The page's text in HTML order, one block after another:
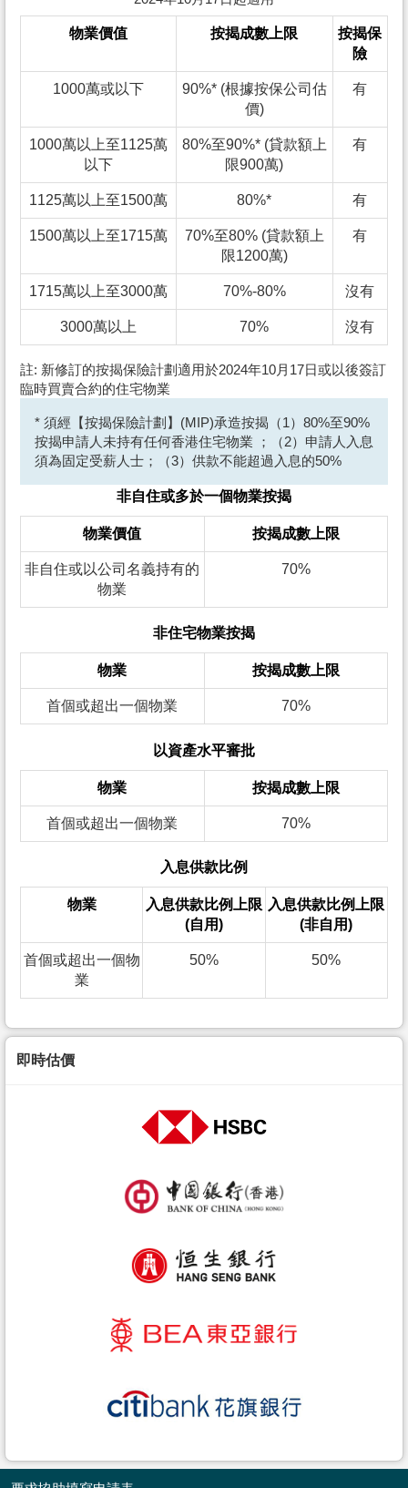
物業價值 按揭成數上限
按揭保
險
1000萬或以下
90%* (根據按保公司估
價)
有
1000萬以上至1125萬
以下
80%至90%* (貸款額上
限900萬)
有
1125萬以上至1500萬 80%* 有
1500萬以上至1715萬
70%至80% (貸款額上
限1200萬)
有
1715萬以上至3000萬 70%-80% 沒有
3000萬以上 70% 沒有
註: 新修訂的按揭保險計劃適用於2024年10月17日或以後簽訂
臨時買賣合約的住宅物業
* 須經【按揭保險計劃】(MIP)承造按揭（1）80%至90%
按揭申請人未持有任何香港住宅物業 ；（2）申請人入息
須為固定受薪人士；（3）供款不能超過入息的50%
非自住或多於一個物業按揭
物業價值 按揭成數上限
非自住或以公司名義持有的
物業
70%
非住宅物業按揭
物業 按揭成數上限
首個或超出一個物業 70%
以資產水平審批
物業 按揭成數上限
首個或超出一個物業 70%
入息供款比例
物業
入息供款比例上限
(自用)
入息供款比例上限
(非自用)
首個或超出一個物
業
50% 50%
即時估價